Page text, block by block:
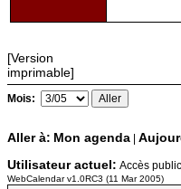
[Version
imprimable]
Mois:
Aller à: Mon agenda
Utilisateur actuel: Accès
WebCalendar v1.0RC3 (11 Mar 2005)